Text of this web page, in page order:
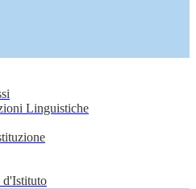
Linguistiche
d'Istituto